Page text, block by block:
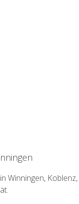
Winningen,